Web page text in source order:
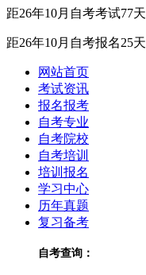
距26年10月自考考试77天
距26年10月自考报名25天
网站首页
考试资讯
报名报考
自考专业
自考院校
自考培训
培训报名
学习中心
历年真题
复习备考
自考查询：